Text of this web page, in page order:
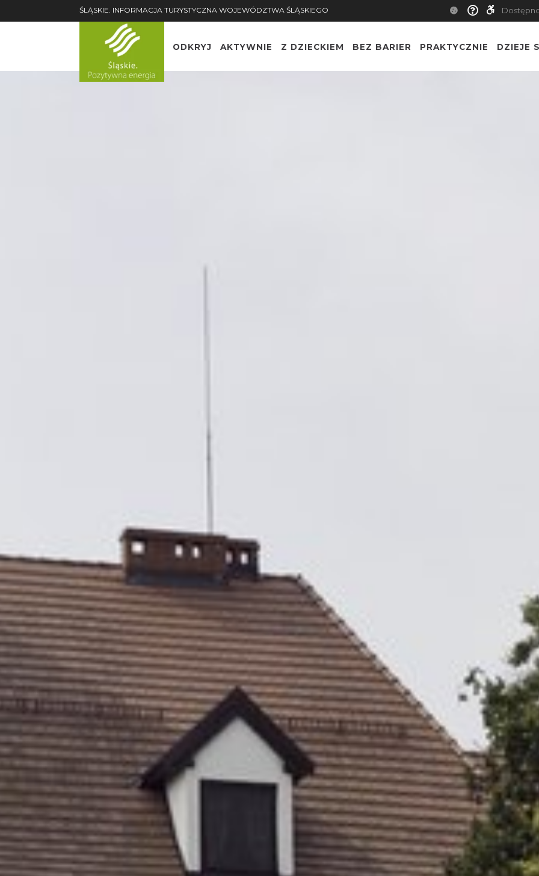
ŚLĄSKIE. INFORMACJA TURYSTYCZNA WOJEWÓDZTWA ŚLĄSKIEGO
ODKRYJ AKTYWNIE Z DZIECKIEM BEZ BARIER PRAKTYCZNIE DZIEJE